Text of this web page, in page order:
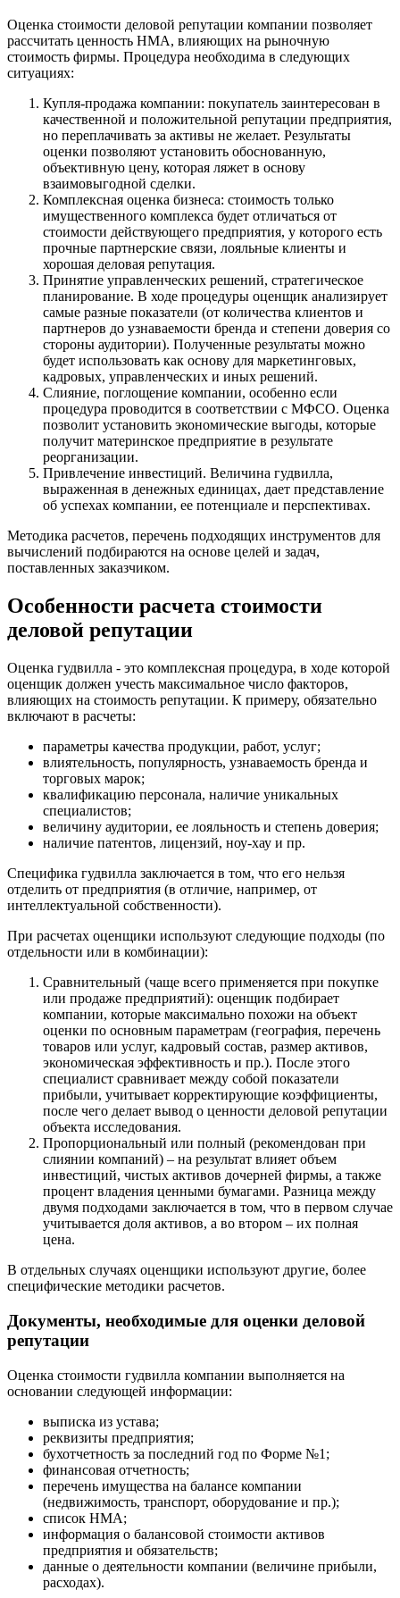
Оценка стоимости деловой репутации компании позволяет
рассчитать ценность НМА, влияющих на рыночную
стоимость фирмы. Процедура необходима в следующих
ситуациях:
Купля-продажа компании: покупатель заинтересован в
качественной и положительной репутации предприятия,
но переплачивать за активы не желает. Результаты
оценки позволяют установить обоснованную,
объективную цену, которая ляжет в основу
взаимовыгодной сделки.
Комплексная оценка бизнеса: стоимость только
имущественного комплекса будет отличаться от
стоимости действующего предприятия, у которого есть
прочные партнерские связи, лояльные клиенты и
хорошая деловая репутация.
Принятие управленческих решений, стратегическое
планирование. В ходе процедуры оценщик анализирует
самые разные показатели (от количества клиентов и
партнеров до узнаваемости бренда и степени доверия со
стороны аудитории). Полученные результаты можно
будет использовать как основу для маркетинговых,
кадровых, управленческих и иных решений.
Слияние, поглощение компании, особенно если
процедура проводится в соответствии с МФСО. Оценка
позволит установить экономические выгоды, которые
получит материнское предприятие в результате
реорганизации.
Привлечение инвестиций. Величина гудвилла,
выраженная в денежных единицах, дает представление
об успехах компании, ее потенциале и перспективах.
Методика расчетов, перечень подходящих инструментов для
вычислений подбираются на основе целей и задач,
поставленных заказчиком.
Особенности расчета стоимости
деловой репутации
Оценка гудвилла - это комплексная процедура, в ходе которой
оценщик должен учесть максимальное число факторов,
влияющих на стоимость репутации. К примеру, обязательно
включают в расчеты:
параметры качества продукции, работ, услуг;
влиятельность, популярность, узнаваемость бренда и
торговых марок;
квалификацию персонала, наличие уникальных
специалистов;
величину аудитории, ее лояльность и степень доверия;
наличие патентов, лицензий, ноу-хау и пр.
Специфика гудвилла заключается в том, что его нельзя
отделить от предприятия (в отличие, например, от
интеллектуальной собственности).
При расчетах оценщики используют следующие подходы (по
отдельности или в комбинации):
Сравнительный (чаще всего применяется при покупке
или продаже предприятий): оценщик подбирает
компании, которые максимально похожи на объект
оценки по основным параметрам (география, перечень
товаров или услуг, кадровый состав, размер активов,
экономическая эффективность и пр.). После этого
специалист сравнивает между собой показатели
прибыли, учитывает корректирующие коэффициенты,
после чего делает вывод о ценности деловой репутации
объекта исследования.
Пропорциональный или полный (рекомендован при
слиянии компаний) – на результат влияет объем
инвестиций, чистых активов дочерней фирмы, а также
процент владения ценными бумагами. Разница между
двумя подходами заключается в том, что в первом случае
учитывается доля активов, а во втором – их полная
цена.
В отдельных случаях оценщики используют другие, более
специфические методики расчетов.
Документы, необходимые для оценки деловой
репутации
Оценка стоимости гудвилла компании выполняется на
основании следующей информации:
выписка из устава;
реквизиты предприятия;
бухотчетность за последний год по Форме №1;
финансовая отчетность;
перечень имущества на балансе компании
(недвижимость, транспорт, оборудование и пр.);
список НМА;
информация о балансовой стоимости активов
предприятия и обязательств;
данные о деятельности компании (величине прибыли,
расходах).
Борзя
Борисоглебск
Боровичи
Бронницы
Бугульма
Бугуруслан
Бузулук
Буйнакск
Бутурлиновка
Валдай
Валуйки
Великие Луки
Великий Новгород
Великий Устюг
Верещагино
Верхний Уфалей
Верхняя Пышма
Верхняя Салда
Видное
Владивосток
Владимир
Волгоград
Волжск
Волжский
Волоколамск
Волосово
Волхов
Воркута
Воронеж
Воскресенск
Воткинск
Всеволожск
Выкса
Вязники
Вязьма
Вятские Поляны
Гай
Гатчина
Геленджик
Георгиевск
Горно-Алтайск
Городец
Горячий Ключ
Грозный
Губаха
Губкинский
Гулькевичи
Гусь-Хрустальный
Дедовск
Джанкой
Дзержинск
Димитровград
Долгопрудный
Домодедово
Донецк
Дубна
Дюртюли
Евпатория
Егорьевск
Екатеринбург